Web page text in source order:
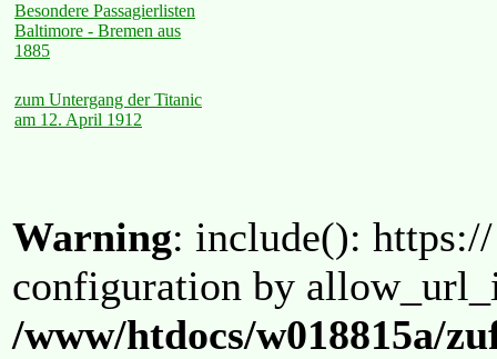
Besondere Passagierlisten
Baltimore - Bremen aus
1885
zum Untergang der Titanic
am 12. April 1912
Warning: include():
configuration by
/www/htdocs/w018815a/